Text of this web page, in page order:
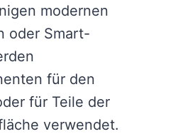
modernen
oder Smart-
für den
für Teile der
verwendet.